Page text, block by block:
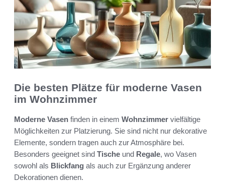
Die besten Plätze für moderne Vasen
im Wohnzimmer
Moderne Vasen finden in einem Wohnzimmer vielfältige
Möglichkeiten zur Platzierung. Sie sind nicht nur dekorative
Elemente, sondern tragen auch zur Atmosphäre bei.
Besonders geeignet sind Tische und Regale, wo Vasen
sowohl als Blickfang als auch zur Ergänzung anderer
Dekorationen dienen.